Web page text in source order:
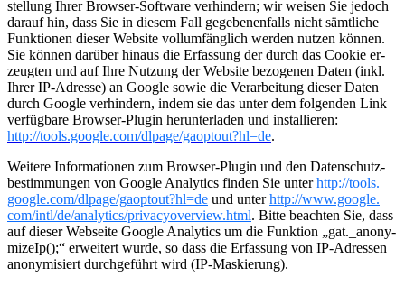
stel­lung Ihrer Brow­ser-Soft­ware ver­hin­dern; wir wei­sen Sie je­doch
dar­auf hin, dass Sie in die­sem Fall ge­ge­be­nen­falls nicht sämt­li­che
Funk­tio­nen die­ser Web­site voll­um­fäng­lich wer­den nut­zen kön­nen.
Sie kön­nen dar­über hin­aus die Er­fas­sung der durch das Cook­ie er­
zeug­ten und auf Ihre Nut­zung der Web­site be­zo­ge­nen Daten (inkl.
Ihrer IP-Adres­se) an Goog­le sowie die Ver­ar­bei­tung die­ser Daten
durch Goog­le ver­hin­dern, indem sie das unter dem fol­gen­den Link
ver­füg­ba­re Brow­ser-Plu­gin her­un­ter­la­den und in­stal­lie­ren:
http://​tools.​google.​com/​dlpage/​gaoptout?​hl=de.
Wei­te­re In­for­ma­tio­nen zum Brow­ser-Plu­gin und den Da­ten­schutz­
be­stim­mun­gen von Goog­le Ana­ly­tics fin­den Sie unterhttp://​tools.​
google.​com/​dlpage/​gaoptout?​hl=de und unter http://​www.​google.​
com/​intl/​de/​analytics/​privacyoverview.​html. Bitte be­ach­ten Sie, dass
auf die­ser Web­sei­te Goog­le Ana­ly­tics um die Funk­ti­on „gat._a­n­ony­
mi­zeIp();“ er­wei­tert wurde, so dass die Er­fas­sung von IP-Adres­sen
an­ony­mi­siert durch­ge­führt wird (IP-Mas­kie­rung).